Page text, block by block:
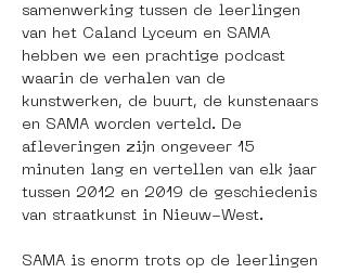
samenwerking tussen de leerlingen
van het Caland Lyceum en SAMA
hebben we een prachtige podcast
waarin de verhalen van de
kunstwerken, de buurt, de kunstenaars
en SAMA worden verteld. De
afleveringen zijn ongeveer 15
minuten lang en vertellen van elk jaar
tussen 2012 en 2019 de geschiedenis
van straatkunst in Nieuw-West.
SAMA is enorm trots op de leerlingen